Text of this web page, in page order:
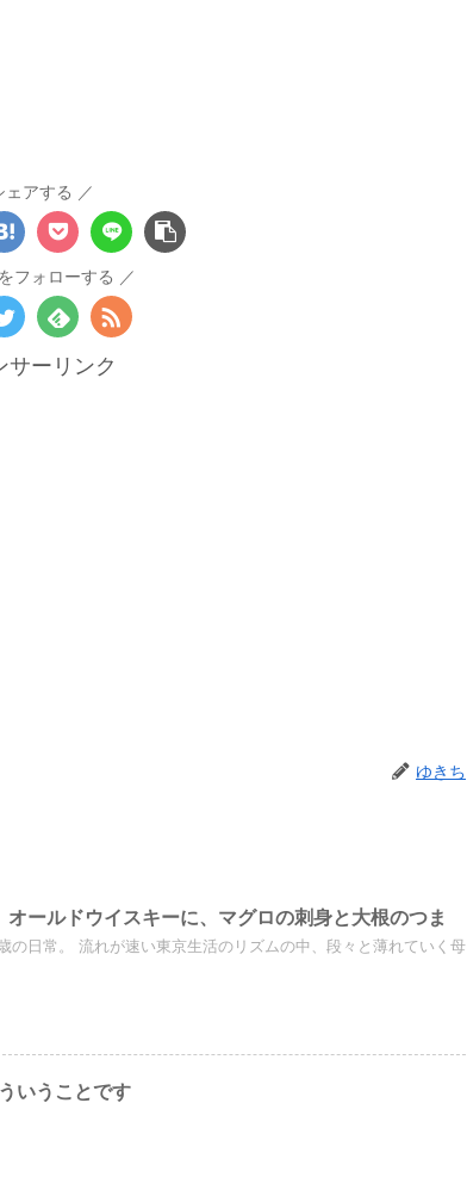
ェアする
フォローする
サーリンク
ゆきち
ールドウイスキーに、マグロの刺身と大根のつま
の日常。 流れが速い東京生活のリズムの中、段々と薄れていく母
いうことです